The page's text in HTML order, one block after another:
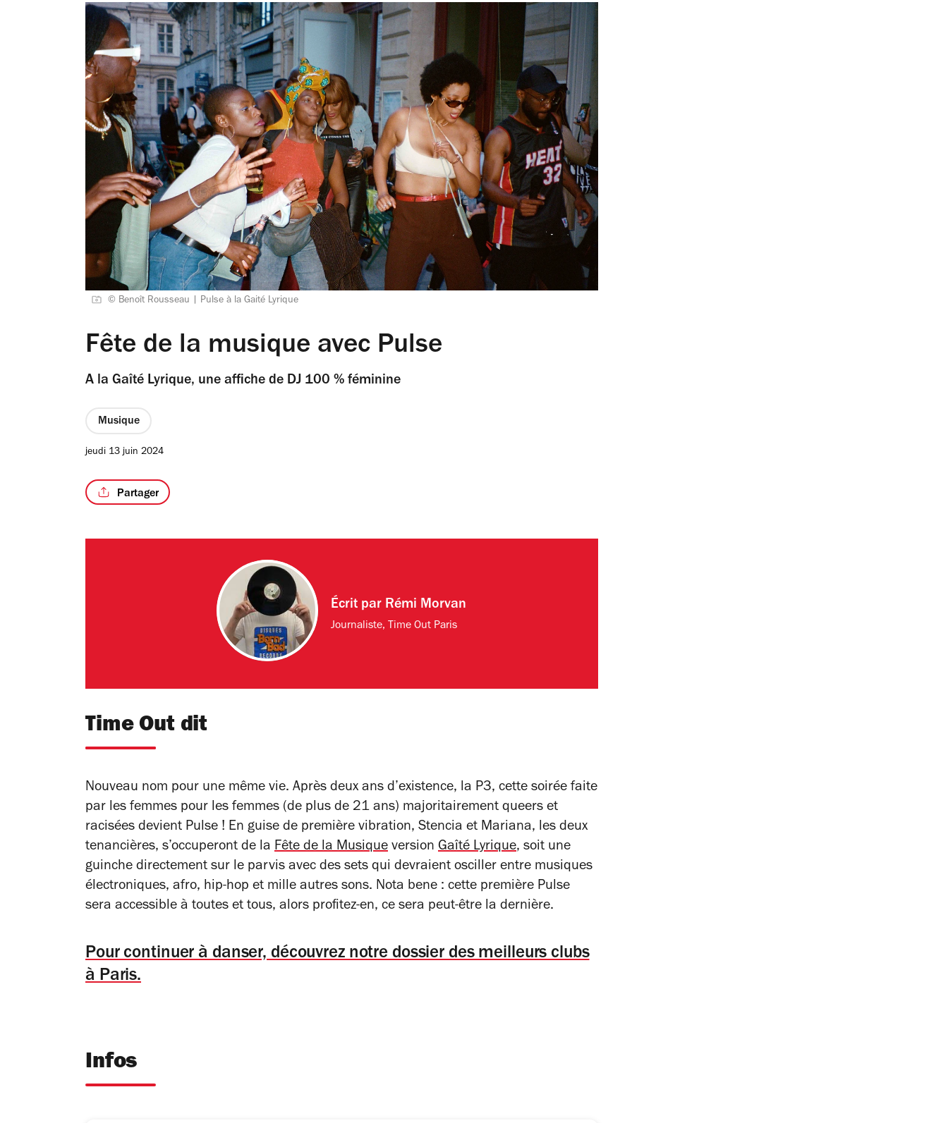
© Benoît Rousseau | Pulse à la Gaité Lyrique
Fête de la musique avec Pulse
A la Gaîté Lyrique, une affiche de DJ 100 % féminine
Musique
jeudi 13 juin 2024
Partager
Écrit par Rémi Morvan
Journaliste, Time Out Paris
Time Out dit
Nouveau nom pour une même vie. Après deux ans d’existence, la P3, cette soirée faite
par les femmes pour les femmes (de plus de 21 ans) majoritairement queers et
racisées devient Pulse ! En guise de première vibration, Stencia et Mariana, les deux
tenancières, s’occuperont de la Fête de la Musique version Gaîté Lyrique, soit une
guinche directement sur le parvis avec des sets qui devraient osciller entre musiques
électroniques, afro, hip-hop et mille autres sons. Nota bene : cette première Pulse
sera accessible à toutes et tous, alors profitez-en, ce sera peut-être la dernière.
Pour continuer à danser, découvrez notre dossier des meilleurs clubs
à Paris.
Infos